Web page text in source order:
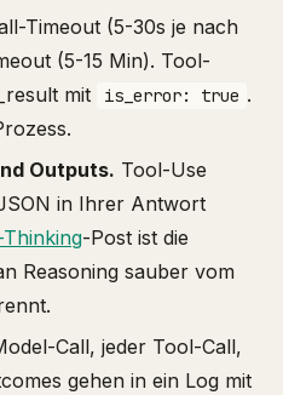
Timeout (5-30s je nach
(5-15 Min). Tool-
mit
is_error: true .
Outputs. Tool-Use
in Ihrer Antwort
-Post ist die
Reasoning sauber vom
Call, jeder Tool-Call,
gehen in ein Log mit